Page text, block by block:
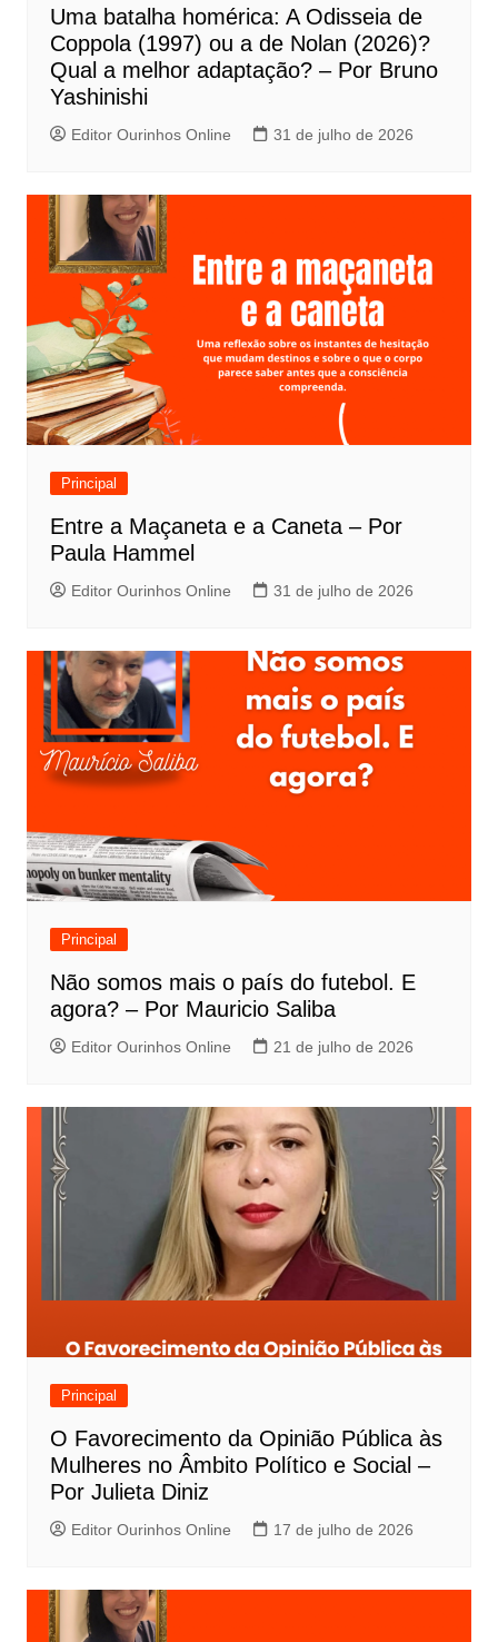
Uma batalha homérica: A Odisseia de
Coppola (1997) ou a de Nolan (2026)?
Qual a melhor adaptação? – Por Bruno
Yashinishi
Editor Ourinhos Online 31 de julho de 2026
Principal
Entre a Maçaneta e a Caneta – Por
Paula Hammel
Editor Ourinhos Online 31 de julho de 2026
Principal
Não somos mais o país do futebol. E
agora? – Por Mauricio Saliba
Editor Ourinhos Online 21 de julho de 2026
Principal
O Favorecimento da Opinião Pública às
Mulheres no Âmbito Político e Social –
Por Julieta Diniz
Editor Ourinhos Online 17 de julho de 2026